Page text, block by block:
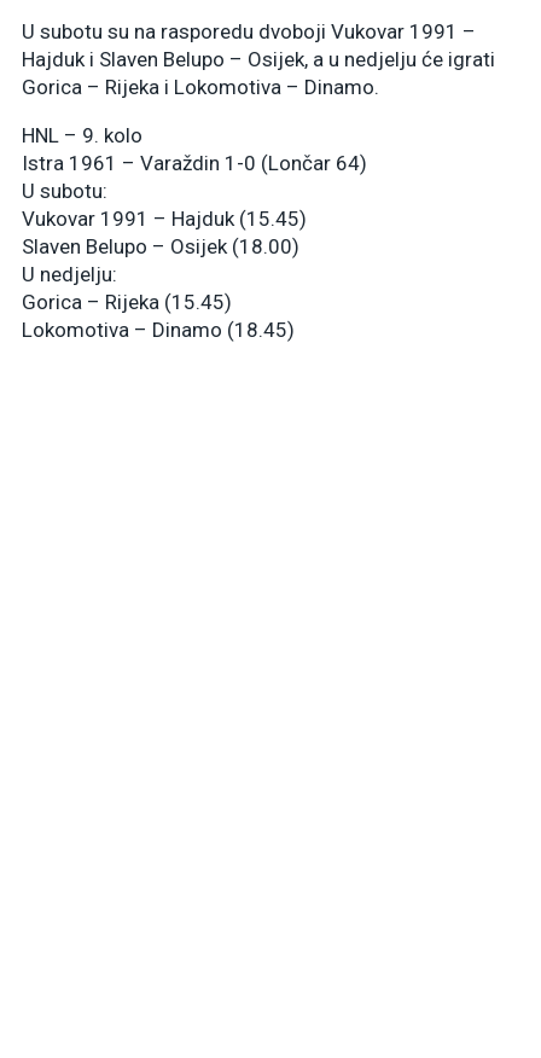
U subotu su na rasporedu dvoboji Vukovar 1991 –
Hajduk i Slaven Belupo – Osijek, a u nedjelju će igrati
Gorica – Rijeka i Lokomotiva – Dinamo.
HNL – 9. kolo
Istra 1961 – Varaždin 1-0 (Lončar 64)
U subotu:
Vukovar 1991 – Hajduk (15.45)
Slaven Belupo – Osijek (18.00)
U nedjelju:
Gorica – Rijeka (15.45)
Lokomotiva – Dinamo (18.45)